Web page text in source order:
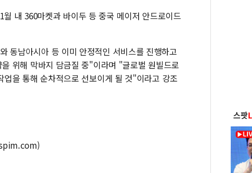
내 360마켓과 바이두 등 중국 메이저 안드로이드
동남아시아 등 이미 안정적인 서비스를 진행하고
위해 막바지 담금질 중"이라며 "글로벌 원빌드로
을 통해 순차적으로 선보이게 될 것"이라고 강조
스팟